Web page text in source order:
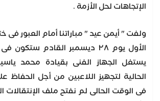
الإتجاهات لحل الأزمة .
ولفت " أيمن عيد " مباراتنا أمام العبور فى
الأول يوم ٢٨ ديسمبر القادم
يستغل الجهاز الفنى بقيادة محمد
الحالية لتجهيز اللاعبين من أجل الحفاظ
فى الوقت الحالى لم نفتح ملف